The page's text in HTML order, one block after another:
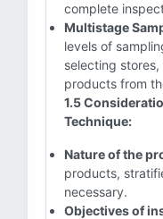
complete
Multistage
levels of
selecting
products from
1.5
Technique:
Nature of the
products,
necessary.
Objectives of